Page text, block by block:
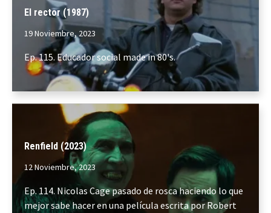
El rector (1987)
19 Noviembre, 2023
Ep. 115. Educador social made in 80's.
Renfield (2023)
12 Noviembre, 2023
Ep. 114. Nicolas Cage pasado de rosca haciendo lo que
mejor sabe hacer en una película escrita por Robert